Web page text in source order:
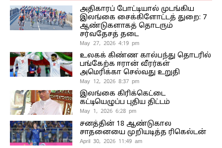
அதிகாரப் போட்டியால் முடங்கிய
இலங்கை சைக்கிளோட்டத் துறை: 7
ஆண்டுகளாகத் தொடரும்
சர்வதேசத் தடை
May 27, 2026 4:19 pm
உலகக் கிண்ண கால்பந்து தொடரில்
பங்கேற்க ஈரான் வீரர்கள்
அமெரிக்கா செல்வது உறுதி
May 12, 2026 8:37 pm
இலங்கை கிரிக்கெட்டை
கட்டியெழுப்ப புதிய திட்டம்
May 1, 2026 6:28 pm
சனத்தின் 18 ஆண்டுகால
சாதனையை முறியடித்த ரிகெல்டன்
April 30, 2026 11:49 am